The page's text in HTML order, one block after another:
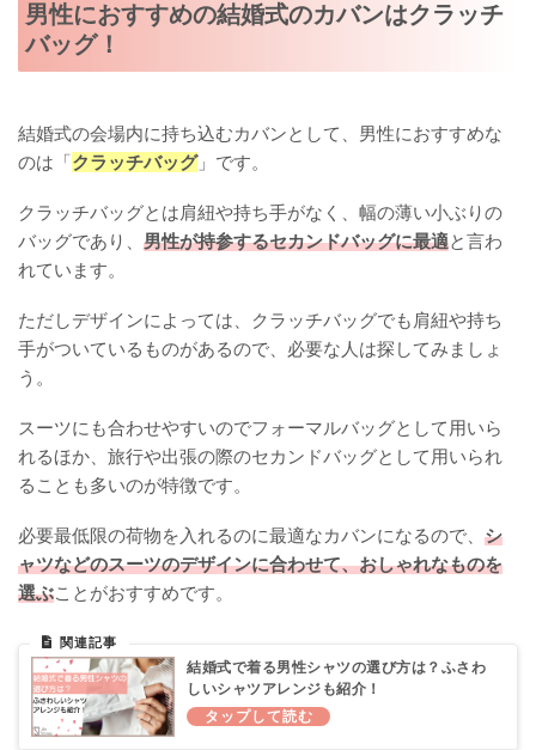
男性におすすめの結婚式のカバンはクラッチ
バッグ！
結婚式の会場内に持ち込むカバンとして、男性におすすめな
のは「クラッチバッグ」です。
クラッチバッグとは肩紐や持ち手がなく、幅の薄い小ぶりの
バッグであり、 男性が持参するセカンドバッグに最適と言わ
れています。
ただしデザインによっては、クラッチバッグでも肩紐や持ち
手がついているものがあるので、必要な人は探してみましょ
う。
スーツにも合わせやすいのでフォーマルバッグとして用いら
れるほか、旅行や出張の際のセカンドバッグとして用いられ
ることも多いのが特徴です。
必要最低限の荷物を入れるのに最適なカバンになるので、 シ
ャツなどのスーツのデザインに合わせて、おしゃれなものを
選ぶことがおすすめです。
結婚式で着る男性シャツの選び方は？ふさわ
しいシャツアレンジも紹介！